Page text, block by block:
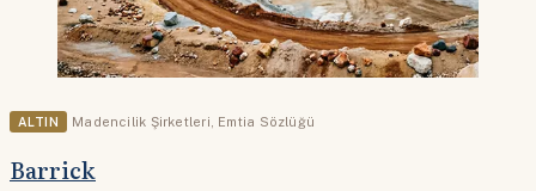
ALTIN Madencilik Şirketleri Emtia Sözlüğü
Barrick